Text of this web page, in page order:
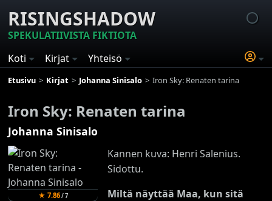
RISINGSHADOW
SPEKULATIIVISTA FIKTIOTA
Koti
Kirjat Yhteisö
Etusivu Kirjat Johanna Sinisalo Iron Sky: Renaten tarina
Iron Sky: Renaten tarina
Johanna Sinisalo
★ 7.86/7
Kannen kuva: Henri Salenius.
Sidottu.
Miltä näyttää Maa, kun sitä